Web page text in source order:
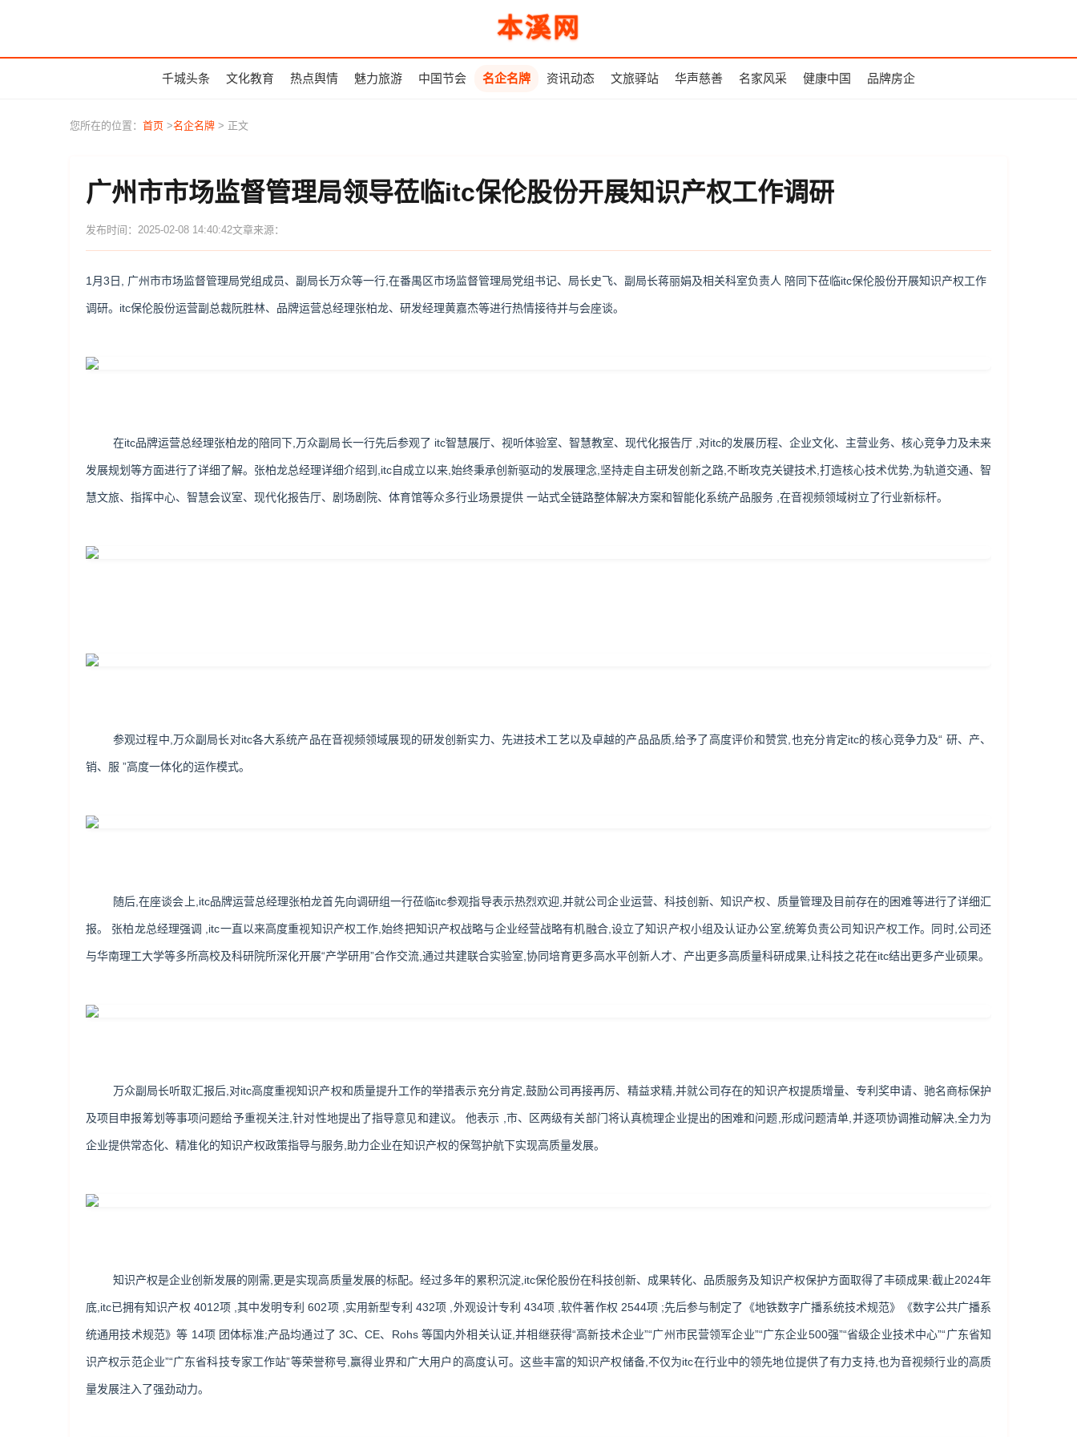
本溪网
千城头条 文化教育 热点舆情 魅力旅游 中国节会 名企名牌 资讯动态 文旅驿站 华声慈善 名家风采 健康中国 品牌房企
您所在的位置： 首页 >名企名牌 > 正文
广州市市场监督管理局领导莅临itc保伦股份开展知识产权工作调研
发布时间：2025-02-08 14:40:42文章来源：
1月3日, 广州市市场监督管理局党组成员、副局长万众等一行,在番禺区市场监督管理局党组书记、局长史飞、副局长蒋丽娟及相关科室负责人 陪同下莅临itc保伦股份开展知识产权工作
调研。itc保伦股份运营副总裁阮胜林、品牌运营总经理张柏龙、研发经理黄嘉杰等进行热情接待并与会座谈。
在itc品牌运营总经理张柏龙的陪同下,万众副局长一行先后参观了 itc智慧展厅、视听体验室、智慧教室、现代化报告厅 ,对itc的发展历程、企业文化、主营业务、核心竞争力及未来
发展规划等方面进行了详细了解。张柏龙总经理详细介绍到,itc自成立以来,始终秉承创新驱动的发展理念,坚持走自主研发创新之路,不断攻克关键技术,打造核心技术优势,为轨道交通、智
慧文旅、指挥中心、智慧会议室、现代化报告厅、剧场剧院、体育馆等众多行业场景提供 一站式全链路整体解决方案和智能化系统产品服务 ,在音视频领域树立了行业新标杆。
参观过程中,万众副局长对itc各大系统产品在音视频领域展现的研发创新实力、先进技术工艺以及卓越的产品品质,给予了高度评价和赞赏,也充分肯定itc的核心竞争力及“ 研、产、
销、服 ”高度一体化的运作模式。
随后,在座谈会上,itc品牌运营总经理张柏龙首先向调研组一行莅临itc参观指导表示热烈欢迎,并就公司企业运营、科技创新、知识产权、质量管理及目前存在的困难等进行了详细汇
报。 张柏龙总经理强调 ,itc一直以来高度重视知识产权工作,始终把知识产权战略与企业经营战略有机融合,设立了知识产权小组及认证办公室,统筹负责公司知识产权工作。同时,公司还
与华南理工大学等多所高校及科研院所深化开展“产学研用”合作交流,通过共建联合实验室,协同培育更多高水平创新人才、产出更多高质量科研成果,让科技之花在itc结出更多产业硕果。
万众副局长听取汇报后,对itc高度重视知识产权和质量提升工作的举措表示充分肯定,鼓励公司再接再厉、精益求精,并就公司存在的知识产权提质增量、专利奖申请、驰名商标保护
及项目申报筹划等事项问题给予重视关注,针对性地提出了指导意见和建议。 他表示 ,市、区两级有关部门将认真梳理企业提出的困难和问题,形成问题清单,并逐项协调推动解决,全力为
企业提供常态化、精准化的知识产权政策指导与服务,助力企业在知识产权的保驾护航下实现高质量发展。
知识产权是企业创新发展的刚需,更是实现高质量发展的标配。经过多年的累积沉淀,itc保伦股份在科技创新、成果转化、品质服务及知识产权保护方面取得了丰硕成果:截止2024年
底,itc已拥有知识产权 4012项 ,其中发明专利 602项 ,实用新型专利 432项 ,外观设计专利 434项 ,软件著作权 2544项 ;先后参与制定了《地铁数字广播系统技术规范》《数字公共广播系
统通用技术规范》等 14项 团体标准;产品均通过了 3C、CE、Rohs 等国内外相关认证,并相继获得“高新技术企业”“广州市民营领军企业”“广东企业500强”“省级企业技术中心”“广东省知
识产权示范企业”“广东省科技专家工作站”等荣誉称号,赢得业界和广大用户的高度认可。这些丰富的知识产权储备,不仅为itc在行业中的领先地位提供了有力支持,也为音视频行业的高质
量发展注入了强劲动力。